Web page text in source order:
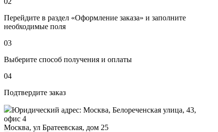
Перейдите в раздел «Оформление заказа» и заполните
необходимые поля
03
Выберите способ получения и оплаты
04
Подтвердите заказ
Юридический адрес: Москва, Белореченская улица, 43,
офис 4
Москва, ул Братеевская, дом 25